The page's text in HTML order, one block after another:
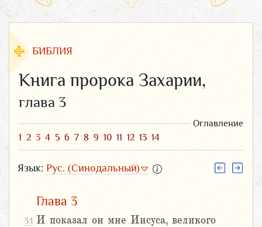
БИБЛИЯ
Книга пророка Захарии,
глава 3
Оглавление
1 2 3 4 5 6 7 8 9 10 11 12 13 14
Язык: Рус. (Синодальный)
Глава 3
3:1 И показал он мне Иисуса, великого